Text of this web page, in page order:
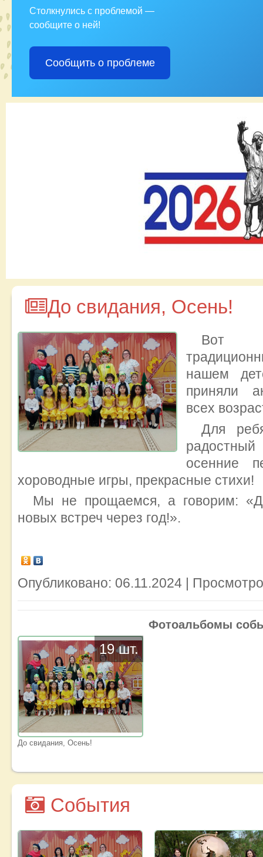
Столкнулись с проблемой —
сообщите о ней!
Сообщить о проблеме
До свидания, Осень!
Вот
нашем
приняли
всех
Для
осенние
хороводные игры, прекрасные стихи!
Мы не прощаемся, а говорим:
новых встреч через год!».
Опубликовано: 06.11.2024 |
Фотоальбомы
19 шт.
До свидания, Осень!
События